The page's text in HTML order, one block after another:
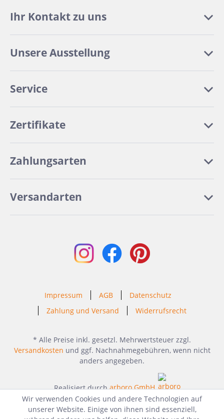
Ihr Kontakt zu uns
Unsere Ausstellung
Service
Zertifikate
Zahlungsarten
Versandarten
Impressum AGB
Datenschutz
Zahlung und Versand
Widerrufsrecht
* Alle Preise inkl. gesetzl. Mehrwertsteuer zzgl.
Versandkosten und ggf. Nachnahmegebühren, wenn nicht
anders angegeben.
Realisiert durcharboro GmbH
Wir verwenden Cookies und andere Technologien auf
unserer Website. Einige von ihnen sind essenziell,